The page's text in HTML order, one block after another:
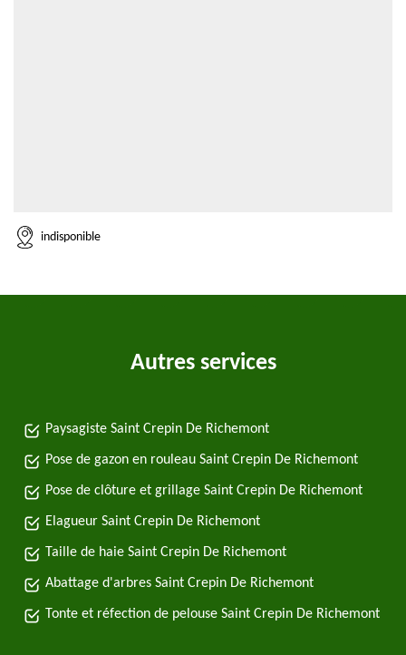
indisponible
Autres services
Paysagiste Saint Crepin De Richemont
Pose de gazon en rouleau Saint Crepin De Richemont
Pose de clôture et grillage Saint Crepin De Richemont
Elagueur Saint Crepin De Richemont
Taille de haie Saint Crepin De Richemont
Abattage d'arbres Saint Crepin De Richemont
Tonte et réfection de pelouse Saint Crepin De Richemont